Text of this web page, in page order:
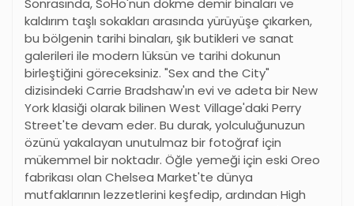
Sonrasında, SoHo'nun dökme demir binaları ve
kaldırım taşlı sokakları arasında yürüyüşe çıkarken,
bu bölgenin tarihi binaları, şık butikleri ve sanat
galerileri ile modern lüksün ve tarihi dokunun
birleştiğini göreceksiniz. "Sex and the City"
dizisindeki Carrie Bradshaw'ın evi ve adeta bir New
York klasiği olarak bilinen West Village'daki Perry
Street'te devam eder. Bu durak, yolculuğunuzun
özünü yakalayan unutulmaz bir fotoğraf için
mükemmel bir noktadır. Öğle yemeği için eski Oreo
fabrikası olan Chelsea Market'te dünya
mutfaklarının lezzetlerini keşfedip, ardından High